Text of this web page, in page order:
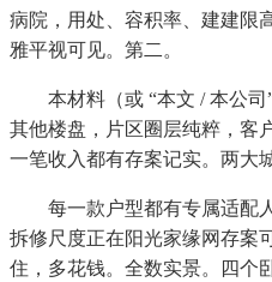
病院，用处、容积率、建建限
雅平视可见。第二。
本材料（或 “本文 / 本公司
其他楼盘，片区圈层纯粹，客
一笔收入都有存案记实。两大
每一款户型都有专属适配人
拆修尺度正在阳光家缘网存案
住，多花钱。全数实景。四个